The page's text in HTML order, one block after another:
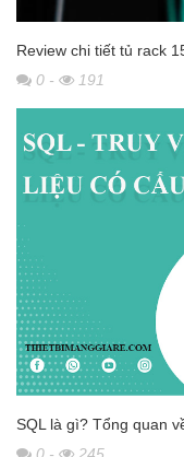
Review chi tiết tủ rack
0 - 191
SQL là gì? Tổng quan